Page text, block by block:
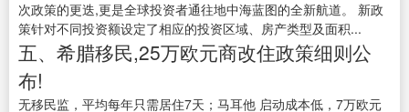
次政策的更迭,更是全球投资者通往地中海蓝图的全新航道。 新政
策针对不同投资额设定了相应的投资区域、房产类型及面积...
五、希腊移民,25万欧元商改住政策细则公
布!
无移民监，平均每年只需居住7天；马耳他 启动成本低，7万欧元